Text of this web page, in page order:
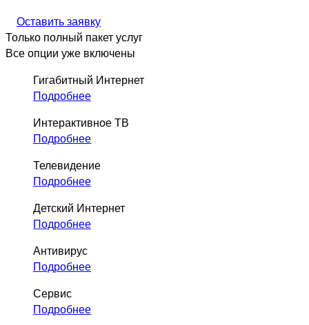
Оставить заявку
Только полный пакет услуг
Все опции уже включены
Гигабитный Интернет
Подробнее
Интерактивное ТВ
Подробнее
Телевидение
Подробнее
Детский Интернет
Подробнее
Антивирус
Подробнее
Сервис
Подробнее